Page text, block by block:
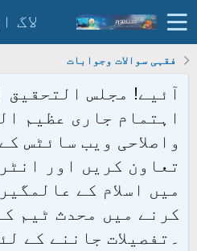
لاگ
فقہی سوالات وجوابات
آئیے! مجلس التحقیق
اہتمام جاری عظیم
واصلاحی ویب سائٹس
تعاون کریں اور
میں اسلام کے
کرنے میں محدث ٹیم
۔تفصیلات جاننے کے